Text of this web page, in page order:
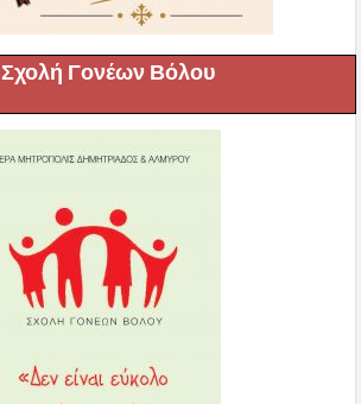
Σχολή Γονέων Βόλου